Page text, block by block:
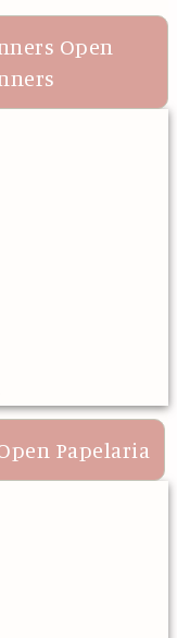
Open
Papelaria